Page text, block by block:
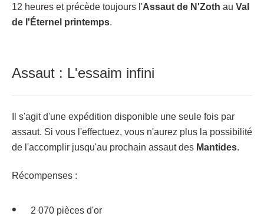
12 heures et précède toujours l'Assaut de N'Zoth au Val
de l'Éternel printemps.
Assaut : L'essaim infini
Il s'agit d'une expédition disponible une seule fois par
assaut. Si vous l'effectuez, vous n'aurez plus la possibilité
de l'accomplir jusqu'au prochain assaut des Mantides.
Récompenses :
2 070 pièces d'or